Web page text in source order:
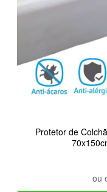
Protetor de
ou